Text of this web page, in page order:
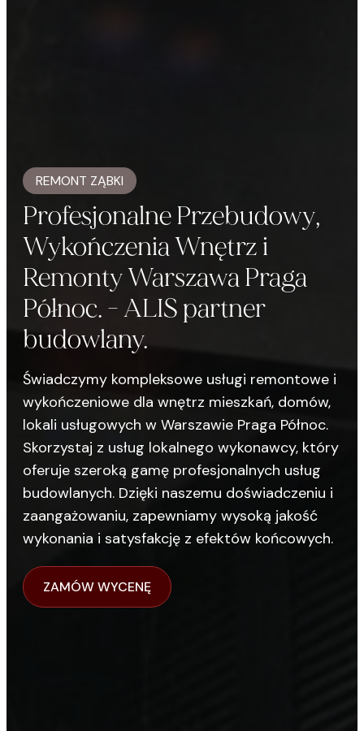
REMONT ZĄBKI
Profesjonalne Przebudowy,
Wykończenia Wnętrz i
Remonty Warszawa Praga
Północ. - ALIS partner
budowlany.
Świadczymy kompleksowe usługi remontowe i
wykończeniowe dla wnętrz mieszkań, domów,
lokali usługowych w Warszawie Praga Północ.
Skorzystaj z usług lokalnego wykonawcy, który
oferuje szeroką gamę profesjonalnych usług
budowlanych. Dzięki naszemu doświadczeniu i
zaangażowaniu, zapewniamy wysoką jakość
wykonania i satysfakcję z efektów końcowych.
ZAMÓW WYCENĘ